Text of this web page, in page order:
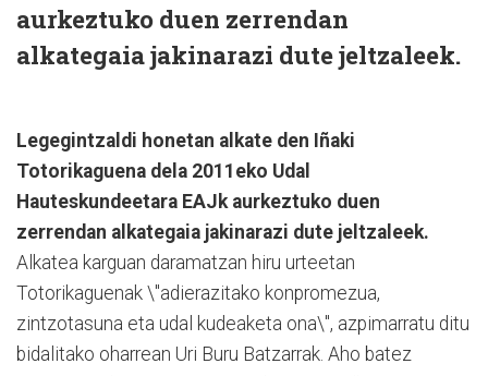
aurkeztuko duen zerrendan
alkategaia jakinarazi dute jeltzaleek.
Legegintzaldi honetan alkate den Iñaki
Totorikaguena dela 2011eko Udal
Hauteskundeetara EAJk aurkeztuko duen
zerrendan alkategaia jakinarazi dute jeltzaleek.
Alkatea karguan daramatzan hiru urteetan
Totorikaguenak \"adierazitako konpromezua,
zintzotasuna eta udal kudeaketa ona\", azpimarratu ditu
bidalitako oharrean Uri Buru Batzarrak. Aho batez